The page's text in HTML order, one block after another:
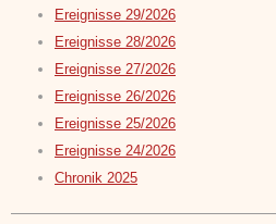
Ereignisse 29/2026
Ereignisse 28/2026
Ereignisse 27/2026
Ereignisse 26/2026
Ereignisse 25/2026
Ereignisse 24/2026
Chronik 2025